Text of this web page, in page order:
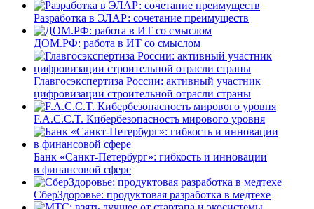
Разработка в ЭЛАР: сочетание преимуществ
ДОМ.РФ: работа в ИТ со смыслом
Главгосэкспертиза России: активный участник
цифровизации строительной отрасли страны
F.A.C.C.T. Кибербезопасность мирового уровня
Банк «Санкт-Петербург»: гибкость и инновации
в финансовой сфере
СберЗдоровье: продуктовая разработка в медтехе